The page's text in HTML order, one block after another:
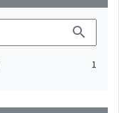
search
1